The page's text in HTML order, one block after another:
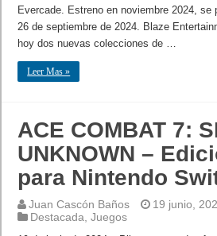
Evercade. Estreno en noviembre 2024, se
26 de septiembre de 2024. Blaze
hoy dos nuevas colecciones de …
Leer Mas »
ACE COMBAT 7:
UNKNOWN –
para Nintendo
Juan Cascón Baños
19 junio,
Destacada,Juegos